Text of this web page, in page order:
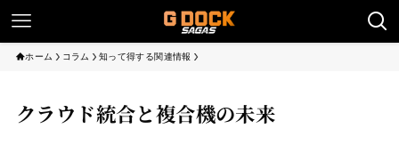
ホーム コラム 知って得する関連情報
クラウド統合と複合機の未来